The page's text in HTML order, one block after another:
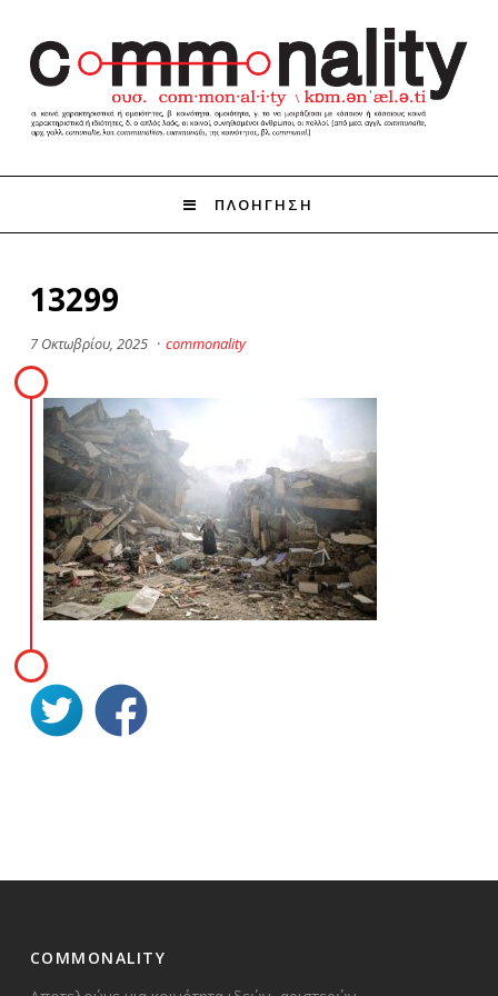
ΠΛΟΗΓΗΣΗ
13299
7 Οκτωβρίου, 2025 · commonality
COMMONALITY